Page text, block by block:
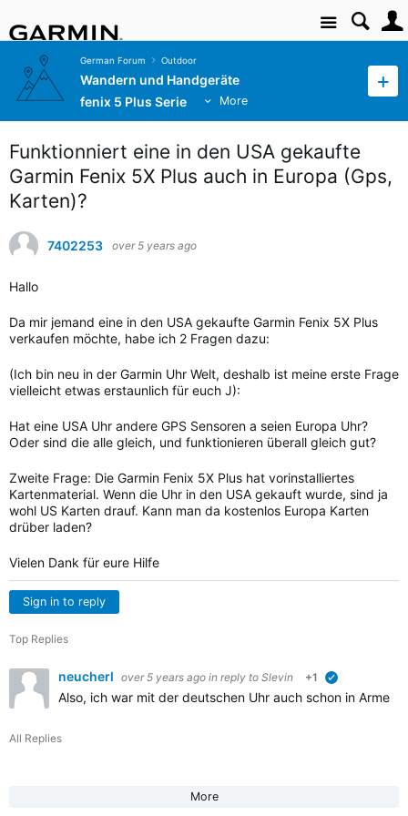
Site
German Forum Outdoor
Wandern und Handgeräte
fenix 5 Plus Serie
More
Funktionniert eine in den USA gekaufte
Garmin Fenix 5X Plus auch in Europa (Gps,
Karten)?
7402253 over 5 years ago
Hallo
Da mir jemand eine in den USA gekaufte Garmin Fenix 5X Plus
verkaufen möchte, habe ich 2 Fragen dazu:
(Ich bin neu in der Garmin Uhr Welt, deshalb ist meine erste Frage
vielleicht etwas erstaunlich für euch J):
Hat eine USA Uhr andere GPS Sensoren a seien Europa Uhr?
Oder sind die alle gleich, und funktionieren überall gleich gut?
Zweite Frage: Die Garmin Fenix 5X Plus hat vorinstalliertes
Kartenmaterial. Wenn die Uhr in den USA gekauft wurde, sind ja
wohl US Karten drauf. Kann man da kostenlos Europa Karten
drüber laden?
Vielen Dank für eure Hilfe
Sign in to reply
Top Replies
neucherl over 5 years ago in reply to Slevin +1
Also, ich war mit der deutschen Uhr auch schon in
All Replies
More